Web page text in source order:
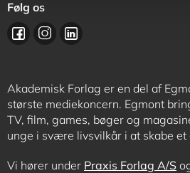
Følg os
Akademisk Forlag er en del af
største mediekoncern. Egmont
TV, film, games, bøger og
unge i svære livsvilkår i at skabe et
Vi hører under Praxis Forlag A/S